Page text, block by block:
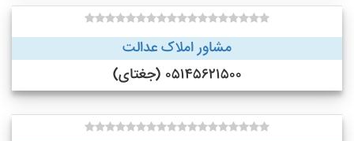
مشاور املاک عدالت
۰۵۱۴۵۶۲۱۵۰۰ (جغتای)